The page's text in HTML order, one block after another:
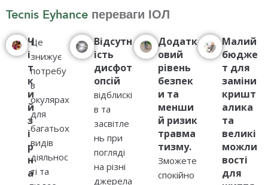
Tecnis Eyhance переваги ІОЛ
Ч
і
т
к
и
й
з
і
р
н
а
Це
знижує
потребу
в
окулярах
для
багатьох
видів
діяльнос
ті та
Відсутн
ість
дисфот
опсій
відблискі
в та
засвітле
нь при
погляді
на різні
джерела
Додатк
овий
рівень
безпек
и та
менши
й ризик
травма
тизму.
Зможете
спокійно
Малий
бюдже
т для
заміни
кришт
алика
та
великі
можли
вості
для